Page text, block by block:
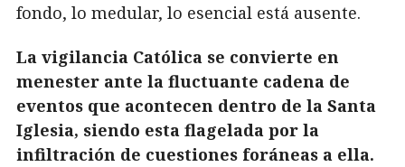
fondo, lo medular, lo esencial está ausente.
La vigilancia Católica se convierte en
menester ante la fluctuante cadena de
eventos que acontecen dentro de la Santa
Iglesia, siendo esta flagelada por la
infiltración de cuestiones foráneas a ella.